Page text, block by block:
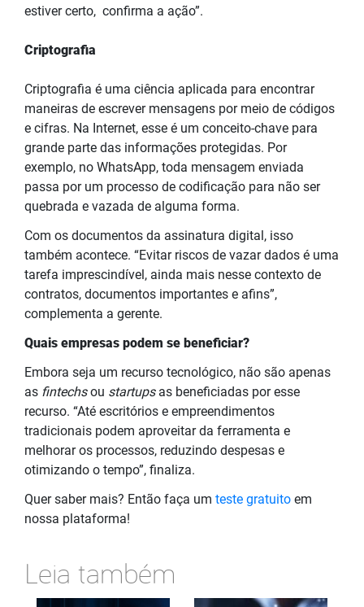
estiver certo, confirma a ação”.
Criptografia
Criptografia é uma ciência aplicada para encontrar
maneiras de escrever mensagens por meio de códigos
e cifras. Na Internet, esse é um conceito-chave para
grande parte das informações protegidas. Por
exemplo, no WhatsApp, toda mensagem enviada
passa por um processo de codificação para não ser
quebrada e vazada de alguma forma.
Com os documentos da assinatura digital, isso
também acontece. “Evitar riscos de vazar dados é uma
tarefa imprescindível, ainda mais nesse contexto de
contratos, documentos importantes e afins”,
complementa a gerente.
Quais empresas podem se beneficiar?
Embora seja um recurso tecnológico, não são apenas
as fintechsou startupsas beneficiadas por esse
recurso. “Até escritórios e empreendimentos
tradicionais podem aproveitar da ferramenta e
melhorar os processos, reduzindo despesas e
otimizando o tempo”, finaliza.
Quer saber mais? Então faça um teste gratuito em
nossa plataforma!
Leia também